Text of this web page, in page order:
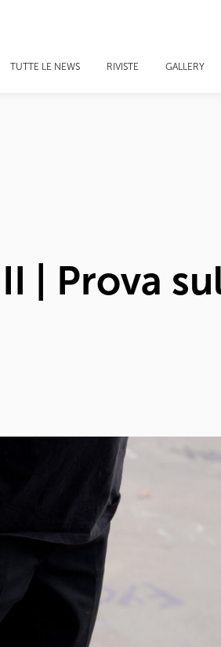
TUTTE LE NEWS RIVISTE GALLERY
| Prova